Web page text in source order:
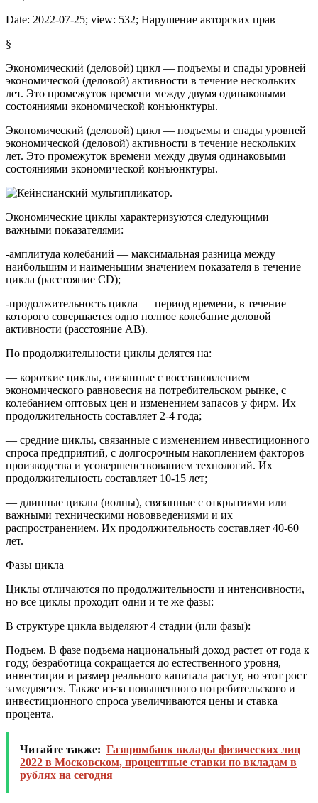
Date: 2022-07-25; view: 532; Нарушение авторских прав
§
Экономический (деловой) цикл — подъемы и спады уровней
экономической (деловой) активности в течение нескольких
лет. Это промежуток времени между двумя одинаковыми
состояниями экономической конъюнктуры.
Экономический (деловой) цикл — подъемы и спады уровней
экономической (деловой) активности в течение нескольких
лет. Это промежуток времени между двумя одинаковыми
состояниями экономической конъюнктуры.
Экономические циклы характеризуются следующими
важными показателями:
-амплитуда колебаний — максимальная разница между
наибольшим и наименьшим значением показателя в течение
цикла (расстояние CD);
-продолжительность цикла — период времени, в течение
которого совершается одно полное колебание деловой
активности (расстояние AB).
По продолжительности циклы делятся на:
— короткие циклы, связанные с восстановлением
экономического равновесия на потребительском рынке, с
колебанием оптовых цен и изменением запасов у фирм. Их
продолжительность составляет 2-4 года;
— средние циклы, связанные с изменением инвестиционного
спроса предприятий, с долгосрочным накоплением факторов
производства и усовершенствованием технологий. Их
продолжительность составляет 10-15 лет;
— длинные циклы (волны), связанные с открытиями или
важными техническими нововведениями и их
распространением. Их продолжительность составляет 40-60
лет.
Фазы цикла
Циклы отличаются по продолжительности и интенсивности,
но все циклы проходит одни и те же фазы:
В структуре цикла выделяют 4 стадии (или фазы):
Подъем. В фазе подъема национальный доход растет от года к
году, безработица сокращается до естественного уровня,
инвестиции и размер реального капитала растут, но этот рост
замедляется. Также из-за повышенного потребительского и
инвестиционного спроса увеличиваются цены и ставка
процента.
Читайте также: Газпромбанк вклады физических лиц
2022 в Московском, процентные ставки по вкладам в
рублях на сегодня